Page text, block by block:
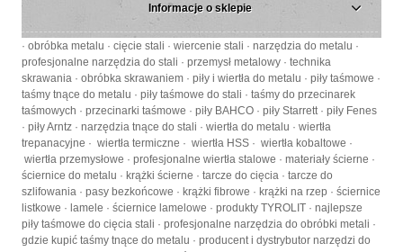
Informacje o sklepie
· obróbka metalu · cięcie stali · wiercenie stali · narzędzia do metalu ·
profesjonalne narzędzia do stali · przemysł metalowy · technika
skrawania · obróbka skrawaniem · piły i wiertła do metalu · piły taśmowe ·
taśmy tnące do metalu · piły taśmowe do stali · taśmy do przecinarek
taśmowych · przecinarki taśmowe · piły BAHCO · piły Starrett · piły Fenes
· piły Arntz · narzędzia tnące do stali · wiertła do metalu · wiertła
trepanacyjne · wiertła termiczne · wiertła HSS · wiertła kobaltowe ·
wiertła przemysłowe · profesjonalne wiertła stalowe · materiały ścierne ·
ściernice do metalu · krążki ścierne · tarcze do cięcia · tarcze do
szlifowania · pasy bezkońcowe · krążki fibrowe · krążki na rzep · ściernice
listkowe · lamele · ściernice lamelowe · produkty TYROLIT · najlepsze
piły taśmowe do cięcia stali · profesjonalne narzędzia do obróbki metali ·
gdzie kupić taśmy tnące do metalu · producent i dystrybutor narzędzi do